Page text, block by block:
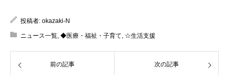
投稿者: okazaki-N
ニュース一覧, ◆医療・福祉・子育て, ☆生活支援
前の記事 次の記事